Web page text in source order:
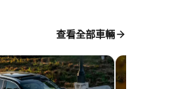
查看全部車輛